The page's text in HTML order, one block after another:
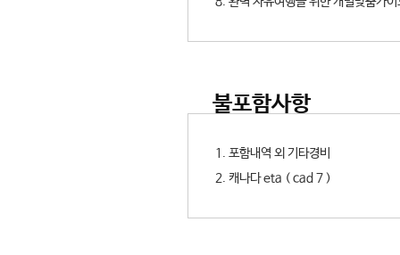
불포함사항
1. 포함내역 외 기타경비
2. 캐나다 eta ( cad 7 )